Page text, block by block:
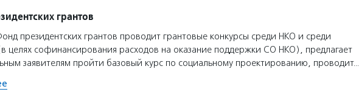
грантов
президентских грантов проводит грантовые конкурсы среди НКО и среди
целях софинансирования расходов на оказание поддержки СО НКО), предлагает
заявителям пройти базовый курс по социальному проектированию, проводит…